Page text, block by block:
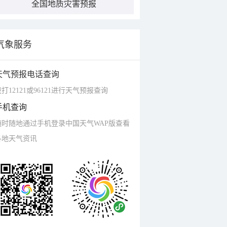
全国地质灾害预报
象服务
气预报电话查询
打12121或96121进行天气预报查询
机查询
时随地通过手机登录中国天气WAP版查看
地天气资讯